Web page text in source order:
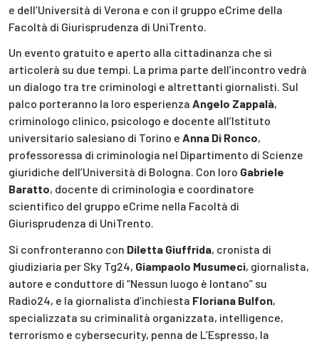
e dell’Università di Verona e con il gruppo eCrime della
Facoltà di Giurisprudenza di UniTrento.
Un evento gratuito e aperto alla cittadinanza che si
articolerà su due tempi. La prima parte dell’incontro vedrà
un dialogo tra tre criminologi e altrettanti giornalisti. Sul
palco porteranno la loro esperienza Angelo Zappalà,
criminologo clinico, psicologo e docente all’Istituto
universitario salesiano di Torino e Anna Di Ronco,
professoressa di criminologia nel Dipartimento di Scienze
giuridiche dell’Università di Bologna. Con loro Gabriele
Baratto, docente di criminologia e coordinatore
scientifico del gruppo eCrime nella Facoltà di
Giurisprudenza di UniTrento.
Si confronteranno con Diletta Giuffrida, cronista di
giudiziaria per Sky Tg24, Giampaolo Musumeci, giornalista,
autore e conduttore di “Nessun luogo è lontano” su
Radio24, e la giornalista d’inchiesta Floriana Bulfon,
specializzata su criminalità organizzata, intelligence,
terrorismo e cybersecurity, penna de L’Espresso, la